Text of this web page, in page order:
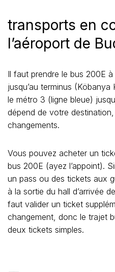
transports en
l’aéroport de
Il faut prendre le bus 200E à
jusqu’au terminus
le métro 3 (ligne bleue)
dépend de votre
changements.
Vous pouvez acheter un
bus 200E (ayez l’appoint).
un pass ou des tickets aux
à la sortie du hall d’arrivée
faut valider un ticket
changement, donc le trajet
deux tickets simples.